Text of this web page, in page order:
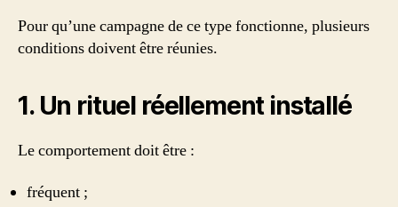
Pour qu’une campagne de ce type fonctionne, plusieurs
conditions doivent être réunies.
1. Un rituel réellement installé
Le comportement doit être :
fréquent ;